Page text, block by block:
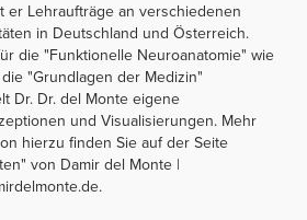
er Lehraufträge an verschiedenen
in Deutschland und Österreich.
die "Funktionelle Neuroanatomie" wie
"Grundlagen der Medizin"
Dr. Dr. del Monte eigene
und Visualisierungen. Mehr
hierzu finden Sie auf der Seite
von Damir del Monte |